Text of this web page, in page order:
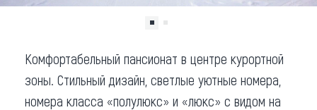
Комфортабельный пансионат в центре курортной
зоны. Стильный дизайн, светлые уютные номера,
номера класса «полулюкс» и «люкс» с видом на